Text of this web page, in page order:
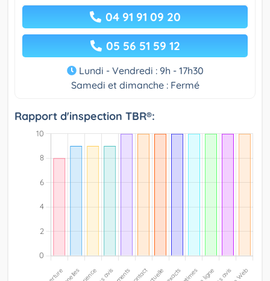
04 91 91 09 20
05 56 51 59 12
Lundi - Vendredi : 9h - 17h30
Samedi et dimanche : Fermé
Rapport d'inspection TBR®: